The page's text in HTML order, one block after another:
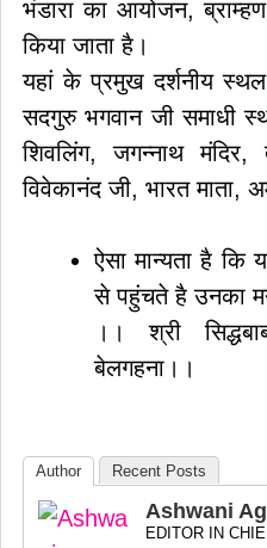
भंडारा का आयोजन,
किया जाता है।
यहां के प्रमुख दर्शनीय स्थल
सदगुरु भगवान जी समाधी
शिवलिंग, जगन्नाथ मंदिर,
विवेकानंद जी, भारत माता,
ऐसा मान्यता है कि
से पहुंचते है उनका
।। श्री
बेलगहना।।
Author Recent Posts
Ashwani
EDITOR IN